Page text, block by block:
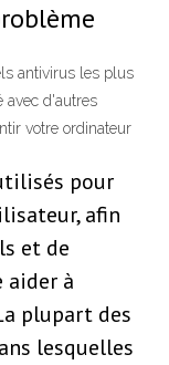
antivirus les plus
avec d'autres
votre ordinateur
pour
afin
et de
aider à
plupart des
lesquelles